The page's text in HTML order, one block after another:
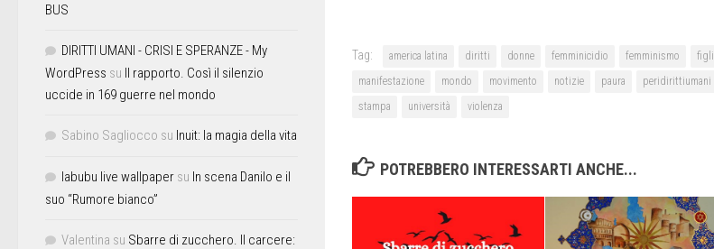
Tag: america latina diritti donne femminicidio femminismo figli
manifestazione
mondo movimento notizie paura peridirittiumani
stampa
università violenza
POTREBBERO INTERESSARTI ANCHE...
BUS
DIRITTI UMANI - CRISI E SPERANZE - My
WordPress su Il rapporto. Così il silenzio
uccide in 169 guerre nel mondo
Sabino Sagliocco su Inuit: la magia della vita
labubu live wallpaper su In scena Danilo e il
suo “Rumore bianco”
Valentina su Sbarre di zucchero. Il carcere: